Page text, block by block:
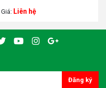
Giá: Liên hệ
Đăng ký